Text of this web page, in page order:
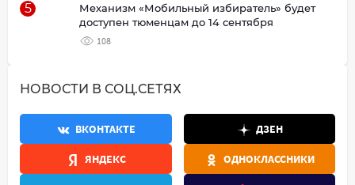
5
Механизм «Мобильный избиратель» будет
доступен тюменцам до 14 сентября
108
НОВОСТИ В СОЦ.СЕТЯХ
ВКОНТАКТЕ ДЗЕН
ЯНДЕКС ОДНОКЛАССНИКИ